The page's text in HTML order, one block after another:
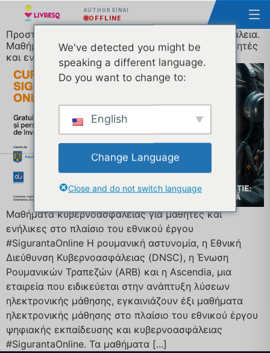
AUTHOR ΕΊΝΑΙ
OFFLINE
Προστασία μέσω της εκπαίδευσης: ψηφιακή ασφάλεια.
Μαθήματα ασφάλειας στον κυβερνοχώρο για μαθητές
και ενήλικες
Μαθήματα κυβερνοασφάλειας για μαθητές και
ενήλικες στο πλαίσιο του εθνικού έργου
#SigurantaOnline Η ρουμανική αστυνομία, η Εθνική
Διεύθυνση Κυβερνοασφάλειας (DNSC), η Ένωση
Ρουμανικών Τραπεζών (ARB) και η Ascendia, μια
εταιρεία που ειδικεύεται στην ανάπτυξη λύσεων
ηλεκτρονικής μάθησης, εγκαινιάζουν έξι μαθήματα
ηλεκτρονικής μάθησης στο πλαίσιο του εθνικού έργου
ψηφιακής εκπαίδευσης και κυβερνοασφάλειας
#SigurantaOnline. Τα μαθήματα [...]
We've detected you might be
speaking a different language.
Do you want to change to:
English
Change Language
Close and do not switch language